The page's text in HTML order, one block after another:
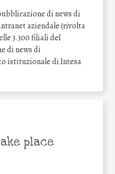
di news di
aziendale (rivolta
3.300 filiali del
di news di
istituzionale di Intesa
place